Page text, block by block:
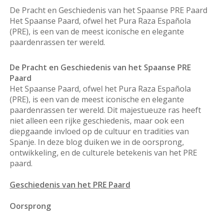
De Pracht en Geschiedenis van het Spaanse PRE Paard
Het Spaanse Paard, ofwel het Pura Raza Española
(PRE), is een van de meest iconische en elegante
paardenrassen ter wereld.
De Pracht en Geschiedenis van het Spaanse PRE
Paard
Het Spaanse Paard, ofwel het Pura Raza Española
(PRE), is een van de meest iconische en elegante
paardenrassen ter wereld. Dit majestueuze ras heeft
niet alleen een rijke geschiedenis, maar ook een
diepgaande invloed op de cultuur en tradities van
Spanje. In deze blog duiken we in de oorsprong,
ontwikkeling, en de culturele betekenis van het PRE
paard.
Geschiedenis van het PRE Paard
Oorsprong